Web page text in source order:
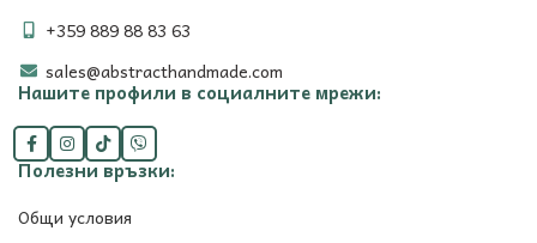
+359 889 88 83 63
sales@abstracthandmade.com
Нашите профили в социалните мрежи:
Полезни връзки:
Общи условия